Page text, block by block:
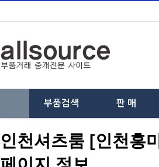
부품검색
위
판 매
위
인천셔츠룸 [인천홍